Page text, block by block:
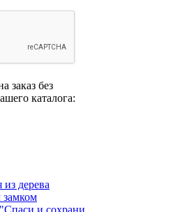
заказ без
каталога:
дерева
замком